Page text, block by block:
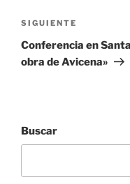
Siguiente
entrada
SIGUIENTE
Conferencia en
obra de Avicena»
Buscar